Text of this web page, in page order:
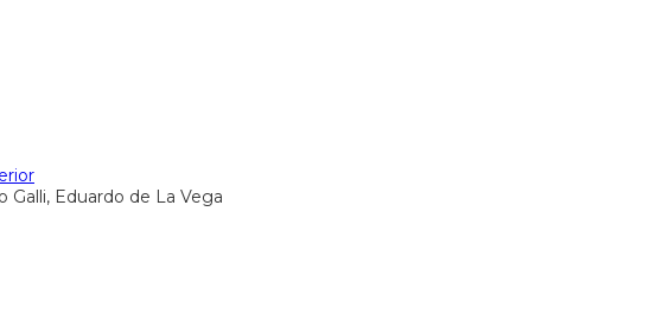
Galli, Eduardo de La Vega